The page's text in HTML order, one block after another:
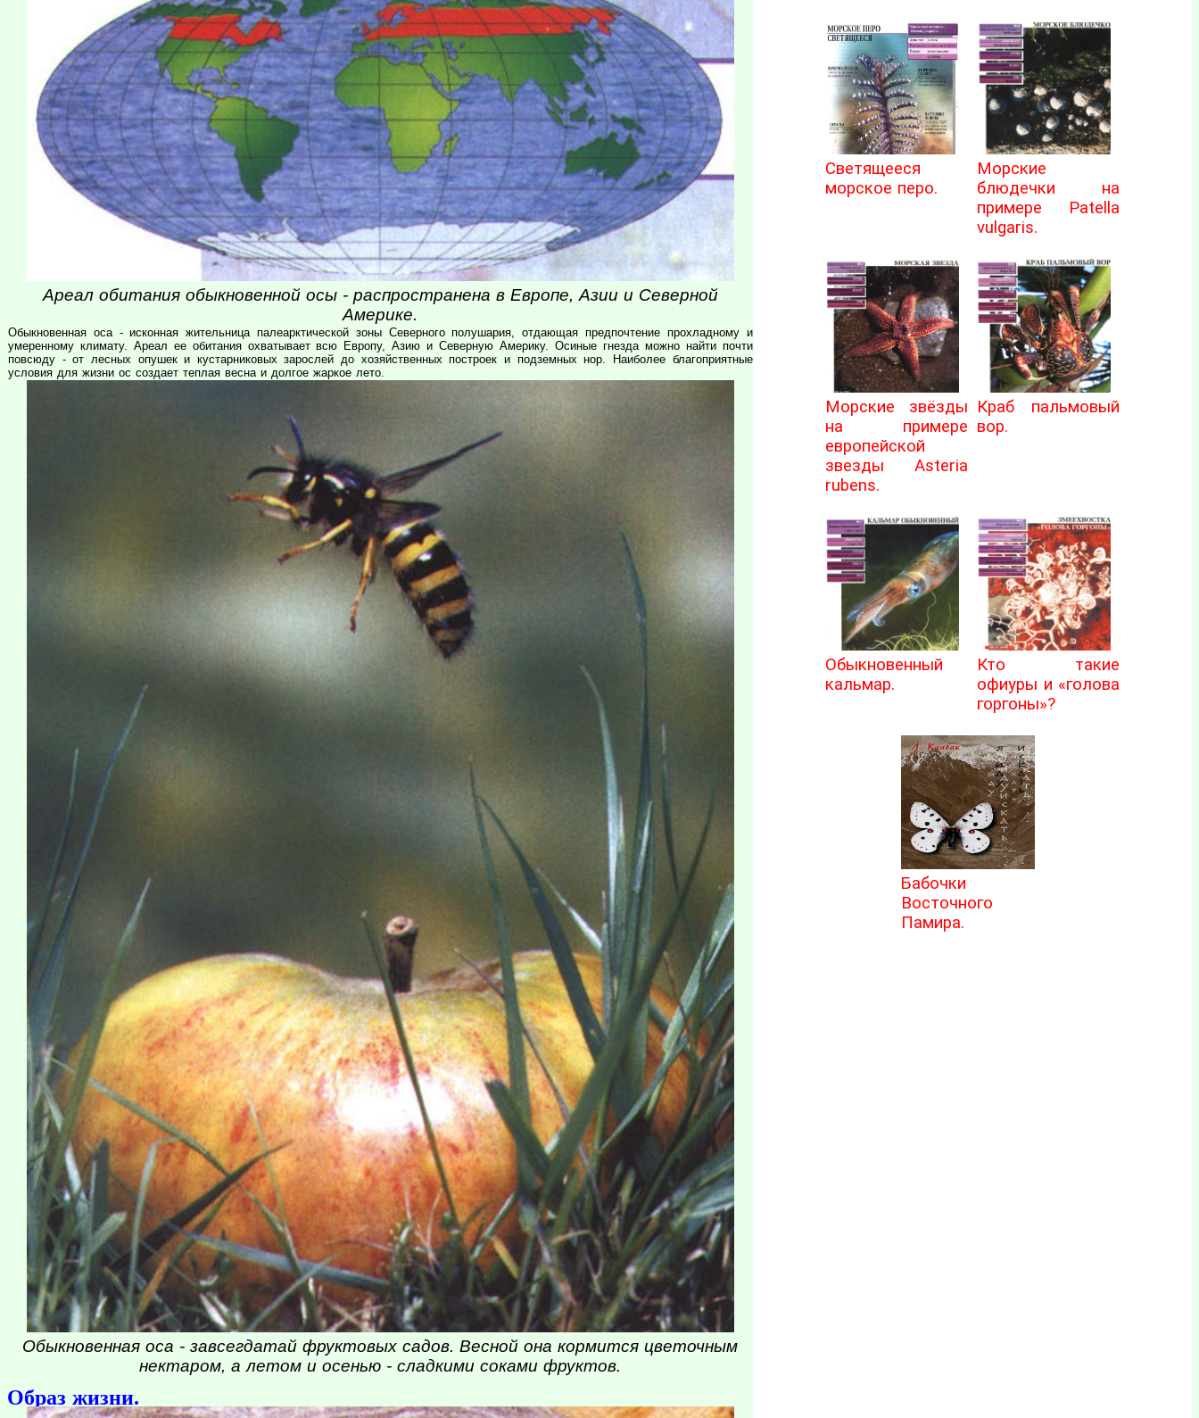
Ареал обитания обыкновенной осы - распространена в Европе, Азии и Северной
Америке.
Обыкновенная оса - исконная жительница палеарктической зоны Северного полушария, отдающая предпочтение прохладному и
умеренному климату. Ареал ее обитания охватывает всю Европу, Азию и Северную Америку. Осиные гнезда можно найти почти
повсюду - от лесных опушек и кустарниковых зарослей до хозяйственных построек и подземных нор. Наиболее благоприятные
условия для жизни ос создает теплая весна и долгое жаркое лето.
Обыкновенная оса - завсегдатай фруктовых садов. Весной она кормится цветочным
нектаром, а летом и осенью - сладкими соками фруктов.
Образ жизни.
Светящееся
морское перо.
Морские
блюдечки на
примере Patella
vulgaris.
Морские звёзды
на примере
европейской
звезды Asteria
rubens.
Краб пальмовый
вор.
Обыкновенный
кальмар.
Кто такие
офиуры и «голова
горгоны»?
Бабочки
Восточного
Памира.